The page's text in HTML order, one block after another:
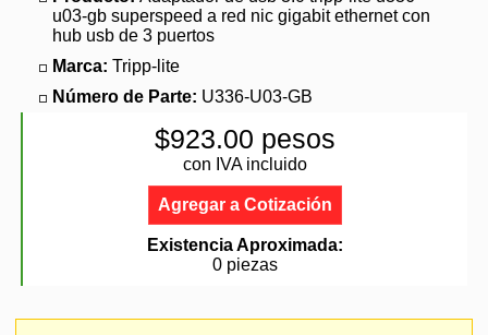
u03-gb superspeed a red nic gigabit ethernet con
hub usb de 3 puertos
Marca: Tripp-lite
Número de Parte: U336-U03-GB
$923.00 pesos
con IVA incluido
Agregar a Cotización
Existencia Aproximada:
0 piezas